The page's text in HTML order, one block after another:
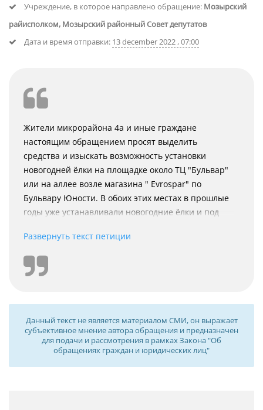
Учреждение, в которое направлено обращение: Мозырский
райисполком, Мозырский районный Совет депутатов
Дата и время отправки: 13 december 2022 , 07:00
Жители микрорайона 4а и иные граждане
настоящим обращением просят выделить
средства и изыскать возможность установки
новогодней ёлки на площадке около ТЦ "Бульвар"
или на аллее возле магазина " Evrospar" по
Бульвару Юности. В обоих этих местах в прошлые
годы уже устанавливали новогодние ёлки и под
также электрооборудование для подключения
иллюминации. Установка наряженной лесной
красавицы с разноцветной иллюминацией
далеко. В новогоднюю ночь с маленькими детьми
очень неудобно идти к ней, особенно жителям
новостроек и посёлка Наровчизна.
Микрорайон 4а - молодой, здесь проживает очень
Развернуть текст петиции
Данный текст не является материалом СМИ, он выражает
субъективное мнение автора обращения и предназначен
для подачи и рассмотрения в рамках Закона "Об
обращениях граждан и юридических лиц"